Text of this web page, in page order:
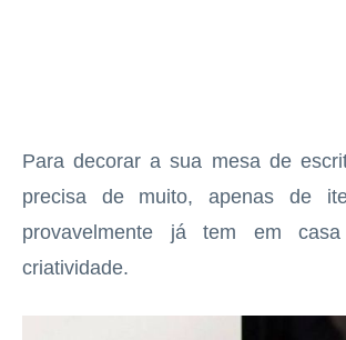
Para decorar a sua mesa de
precisa de muito, apenas de
provavelmente já tem em
criatividade.